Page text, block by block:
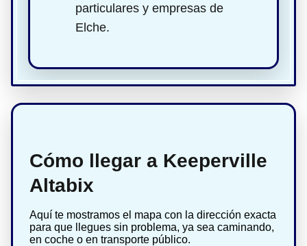
particulares y empresas de
Elche.
Cómo llegar a Keeperville
Altabix
Aquí te mostramos el mapa con la dirección exacta
para que llegues sin problema, ya sea caminando,
en coche o en transporte público.